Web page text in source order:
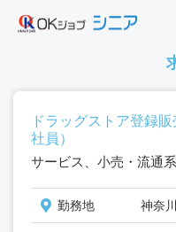
ドラッグストア登録
社員）
サービス、小売・流通
勤務地 神奈